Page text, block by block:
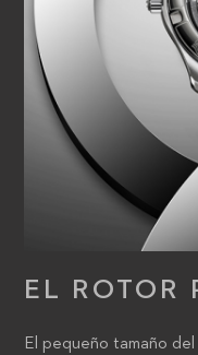
EL ROTOR
El pequeño tamaño